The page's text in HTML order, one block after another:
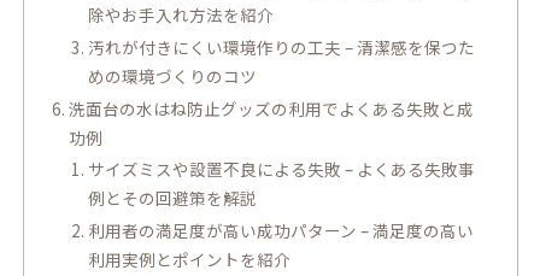
除やお手入れ方法を紹介
汚れが付きにくい環境作りの工夫 – 清潔感を保つた
めの環境づくりのコツ
洗面台の水はね防止グッズの利用でよくある失敗と成
功例
サイズミスや設置不良による失敗 – よくある失敗事
例とその回避策を解説
利用者の満足度が高い成功パターン – 満足度の高い
利用実例とポイントを紹介